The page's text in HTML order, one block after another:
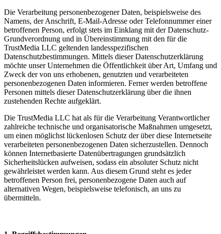
Die Verarbeitung personenbezogener Daten, beispielsweise des
Namens, der Anschrift, E-Mail-Adresse oder Telefonnummer einer
betroffenen Person, erfolgt stets im Einklang mit der Datenschutz-
Grundverordnung und in Übereinstimmung mit den für die
TrustMedia LLC geltenden landesspezifischen
Datenschutzbestimmungen. Mittels dieser Datenschutzerklärung
möchte unser Unternehmen die Öffentlichkeit über Art, Umfang und
Zweck der von uns erhobenen, genutzten und verarbeiteten
personenbezogenen Daten informieren. Ferner werden betroffene
Personen mittels dieser Datenschutzerklärung über die ihnen
zustehenden Rechte aufgeklärt.
Die TrustMedia LLC hat als für die Verarbeitung Verantwortlicher
zahlreiche technische und organisatorische Maßnahmen umgesetzt,
um einen möglichst lückenlosen Schutz der über diese Internetseite
verarbeiteten personenbezogenen Daten sicherzustellen. Dennoch
können Internetbasierte Datenübertragungen grundsätzlich
Sicherheitslücken aufweisen, sodass ein absoluter Schutz nicht
gewährleistet werden kann. Aus diesem Grund steht es jeder
betroffenen Person frei, personenbezogene Daten auch auf
alternativen Wegen, beispielsweise telefonisch, an uns zu
übermitteln.